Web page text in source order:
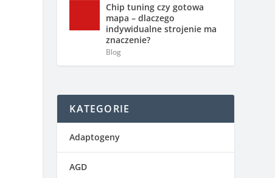
Chip tuning czy gotowa
mapa – dlaczego
indywidualne strojenie ma
znaczenie?
Blog
KATEGORIE
Adaptogeny
AGD